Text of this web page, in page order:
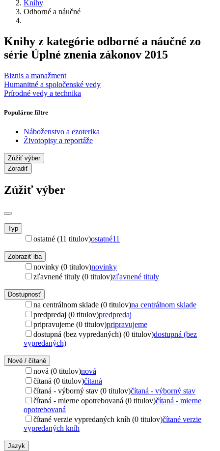
Knihy
Odborné a náučné
Knihy z kategórie odborné a náučné zo
série Úplné znenia zákonov 2015
Biznis a manažment
Humanitné a spoločenské vedy
Prírodné vedy a technika
Populárne filtre
Náboženstvo a ezoterika
Životopisy a reportáže
Zúžiť výber
Zoradiť
Zúžiť výber
Typ
ostatné (11 titulov)ostatné11
Zobraziť iba
novinky (0 titulov)novinky
zľavnené tituly (0 titulov)zľavnené tituly
Dostupnosť
na centrálnom sklade (0 titulov)na centrálnom sklade
predpredaj (0 titulov)predpredaj
pripravujeme (0 titulov)pripravujeme
dostupná (bez vypredaných) (0 titulov)dostupná (bez
vypredaných)
Nové / čítané
nová (0 titulov)nová
čítaná (0 titulov)čítaná
čítaná - výborný stav (0 titulov)čítaná - výborný stav
čítaná - mierne opotrebovaná (0 titulov)čítaná - mierne
opotrebovaná
čítané verzie vypredaných kníh (0 titulov)čítané verzie
vypredaných kníh
Jazyk